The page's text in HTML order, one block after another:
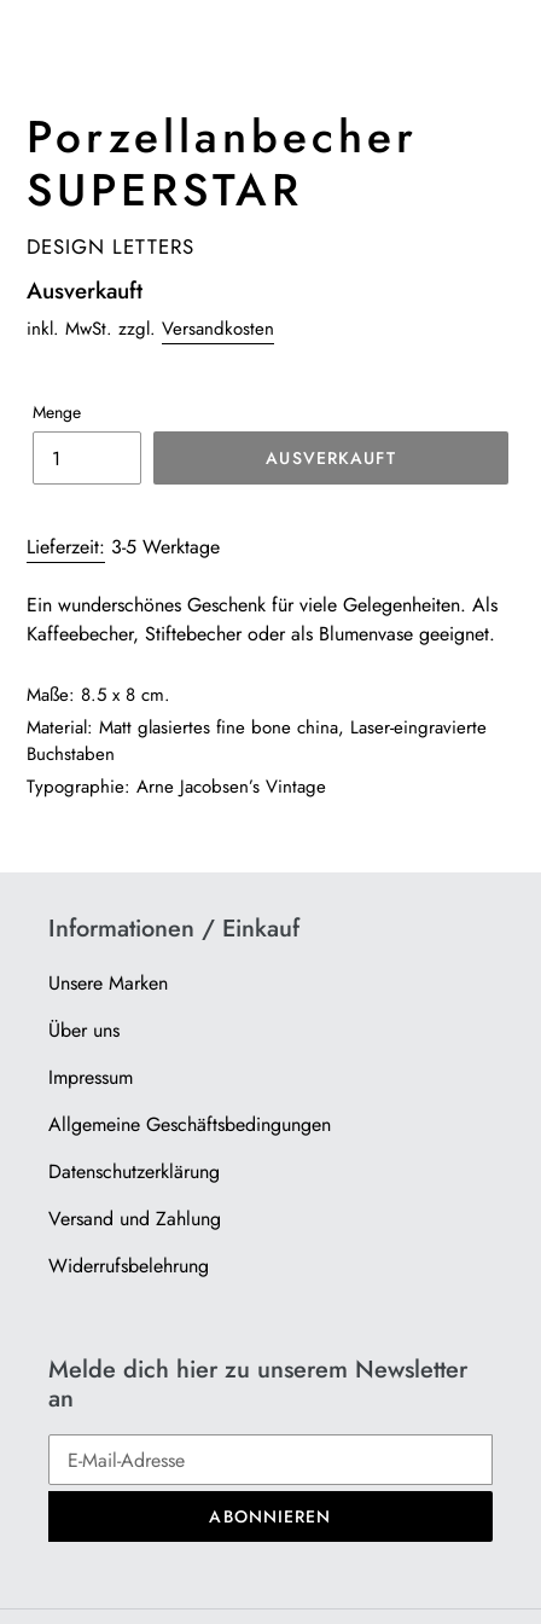
Porzellanbecher
SUPERSTAR
VERKÄUFER
DESIGN LETTERS
Normaler
Preis
Ausverkauft
inkl. MwSt. zzgl. Versandkosten
Menge
AUSVERKAUFT
wird
zum
hinzugefügt
Lieferzeit: 3-5 Werktage
Ein wunderschönes Geschenk für viele Gelegenheiten. Als
Kaffeebecher, Stiftebecher oder als Blumenvase geeignet.
Maße: 8.5 x 8 cm.
Material: Matt glasiertes fine bone china, Laser-eingravierte
Buchstaben
Typographie: Arne Jacobsen’s Vintage
Informationen / Einkauf
Unsere Marken
Über uns
Impressum
Allgemeine Geschäftsbedingungen
Datenschutzerklärung
Versand und Zahlung
Widerrufsbelehrung
Melde dich hier zu unserem Newsletter
an
ABONNIEREN